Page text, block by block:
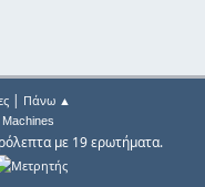
| Πάνω ▲
Machines
με 19 ερωτήματα.